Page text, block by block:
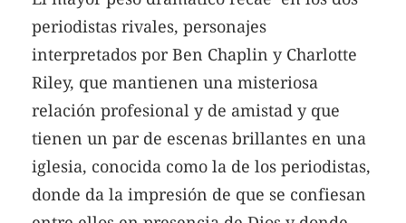
periodistas rivales, personajes
interpretados por Ben Chaplin y Charlotte
Riley, que mantienen una misteriosa
relación profesional y de amistad y que
tienen un par de escenas brillantes en una
iglesia, conocida como la de los periodistas,
donde da la impresión de que se confiesan